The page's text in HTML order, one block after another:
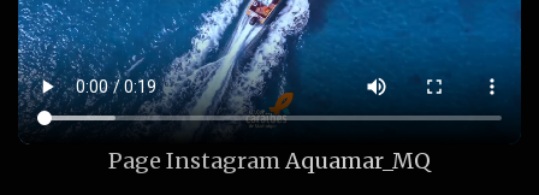
Page InstagramAquamar_MQ